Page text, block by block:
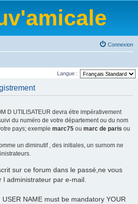
Connexion
Langue :
D UTILISATEUR devra étre impérativement
du numéro de votre département ou du nom
pays; exemple marc75 ou marc de paris ou
un diminutif , des initiales, un surnom ne
sur ce forum dans le passé,ne vous
l administrateur par e-mail.
USER NAME must be mandatory YOUR